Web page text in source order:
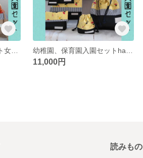
幼稚園、保育園入園セット女の子 リボンキャット(オレンジ)全品裏地付
11,000円
読みもの